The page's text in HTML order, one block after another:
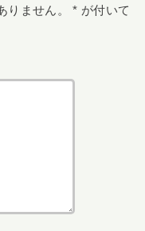
りません。 * が付いて